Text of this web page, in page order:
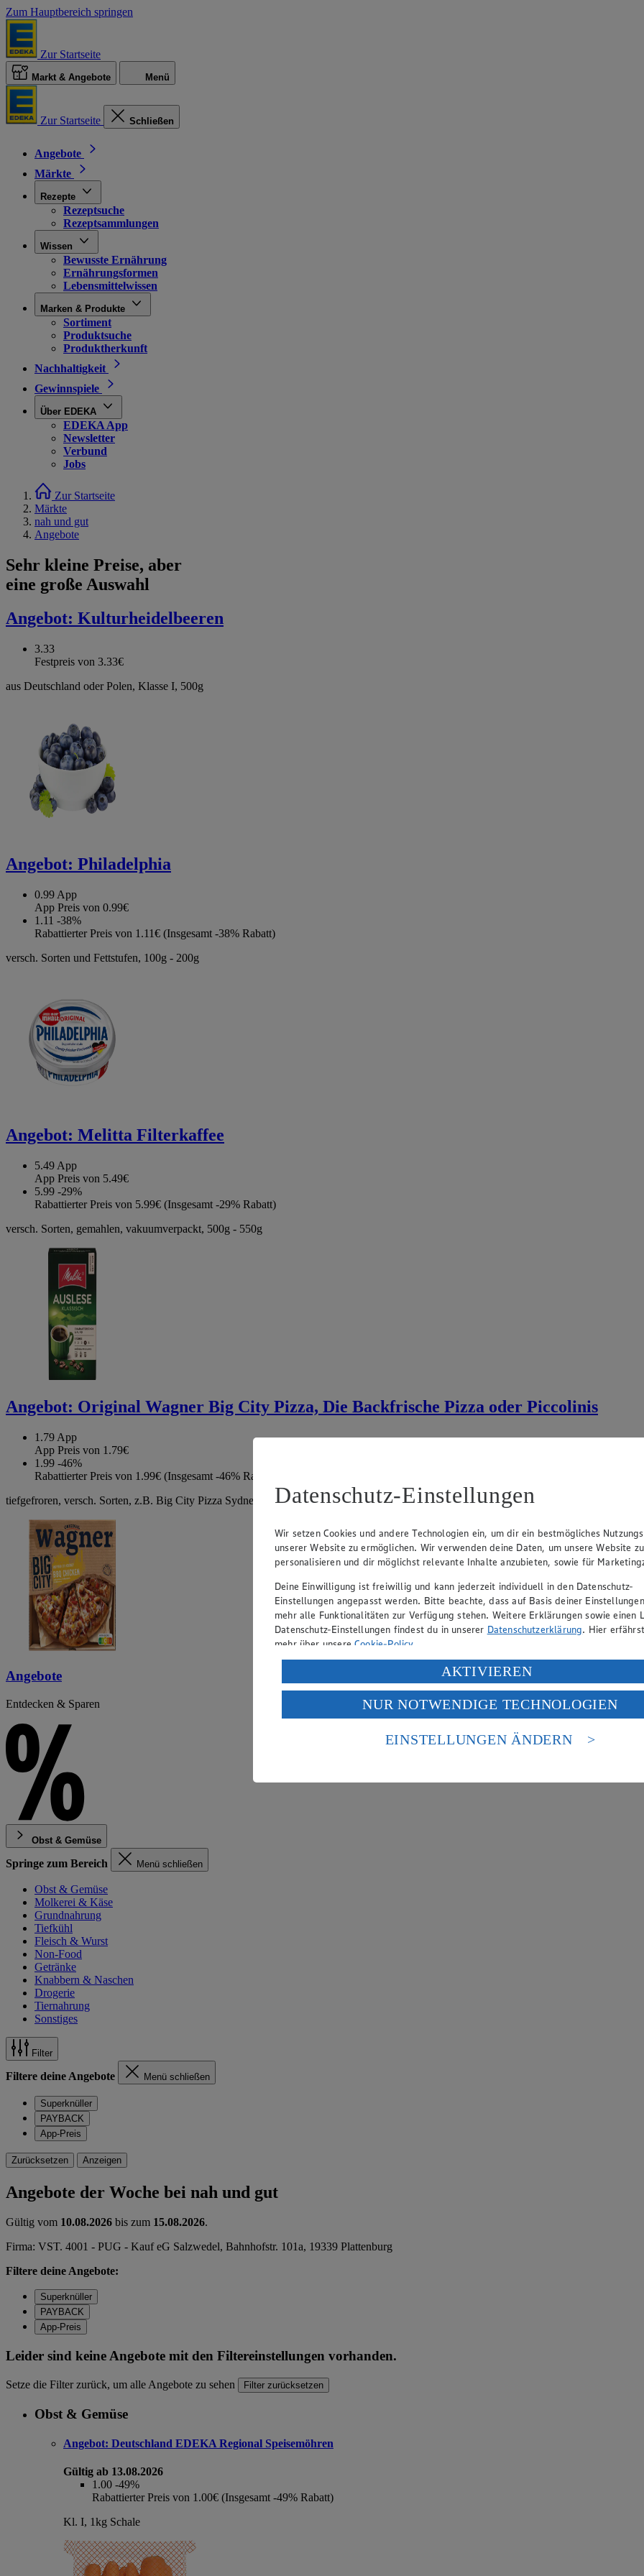
Zum Hauptbereich springen
Zur Startseite
Markt & Angebote Menü
Zur Startseite Schließen
Angebote
Märkte
Rezepte
Rezeptsuche
Rezeptsammlungen
Wissen
Bewusste Ernährung
Ernährungsformen
Lebensmittelwissen
Marken & Produkte
Sortiment
Produktsuche
Produktherkunft
Nachhaltigkeit
Gewinnspiele
Über EDEKA
EDEKA App
Newsletter
Verbund
Jobs
Zur Startseite
Märkte
nah und gut
Angebote
Sehr kleine Preise, aber
eine große Auswahl
Angebot: Kulturheidelbeeren
3.33
Festpreis von 3.33€
aus Deutschland oder Polen, Klasse I, 500g
Angebot: Philadelphia
0.99 App
App Preis von 0.99€
1.11 -38%
Rabattierter Preis von 1.11€ (Insgesamt -38% Rabatt)
versch. Sorten und Fettstufen, 100g - 200g
Angebot: Melitta Filterkaffee
5.49 App
App Preis von 5.49€
5.99 -29%
Rabattierter Preis von 5.99€ (Insgesamt -29% Rabatt)
versch. Sorten, gemahlen, vakuumverpackt, 500g - 550g
Angebot: Original Wagner Big City Pizza, Die Backfrische Pizza oder Piccolinis
1.79 App
App Preis von 1.79€
1.99 -46%
Rabattierter Preis von 1.99€ (Insgesamt -46% Rabatt)
tiefgefroren, versch. Sorten, z.B. Big City Pizza Sydney, 425g
Angebote
Entdecken & Sparen
Obst & Gemüse
Springe zum Bereich Menü schließen
Obst & Gemüse
Molkerei & Käse
Grundnahrung
Tiefkühl
Fleisch & Wurst
Non-Food
Getränke
Knabbern & Naschen
Drogerie
Tiernahrung
Sonstiges
Filter
Filtere deine Angebote Menü schließen
Superknüller
PAYBACK
App-Preis
Zurücksetzen Anzeigen
Angebote der Woche bei nah und gut
Gültig vom 10.08.2026 bis zum 15.08.2026.
Firma: VST. 4001 - PUG - Kauf eG Salzwedel, Bahnhofstr. 101a, 19339 Plattenburg
Filtere deine Angebote:
Superknüller
PAYBACK
App-Preis
Leider sind keine Angebote mit den Filtereinstellungen vorhanden.
Setze die Filter zurück, um alle Angebote zu sehen Filter zurücksetzen
Obst & Gemüse
Angebot: Deutschland EDEKA Regional Speisemöhren
Gültig ab 13.08.2026
1.00 -49%
Rabattierter Preis von 1.00€ (Insgesamt -49% Rabatt)
Kl. I, 1kg Schale
Datenschutz-Einstellungen
Wir setzen Cookies und andere Technologien ein, um dir ein bestmögliches
unserer Website zu ermöglichen. Wir verwenden deine Daten, um unsere Website zu
personalisieren und dir möglichst relevante Inhalte anzubieten, sowie für
Deine Einwilligung ist freiwillig und kann jederzeit individuell in den Datenschutz-
Einstellungen angepasst werden. Bitte beachte, dass auf Basis deiner
mehr alle Funktionalitäten zur Verfügung stehen. Weitere Erklärungen sowie einen
Datenschutz-Einstellungen findest du in unserer Datenschutzerklärung. Hier
mehr über unsereCookie-Policy.
Verarbeitung deiner personenbezogenen Daten in den USA durch Facebook und
Wenn du auf „Aktivieren“ klickst, willigst du im Sinne des Art. 49 Abs. 1 Satz 1 lit.
ein, dass deine Daten in den USA verarbeitet werden. Der EuGH sieht die USA als
einem nach europäischen Standards nicht angemessenen Datenschutzniveau an. Es
Risiko eines Zugriffs durch US-amerikanische Behörden.
AKTIVIEREN
NUR NOTWENDIGE TECHNOLOGIEN
EINSTELLUNGEN ÄNDERN